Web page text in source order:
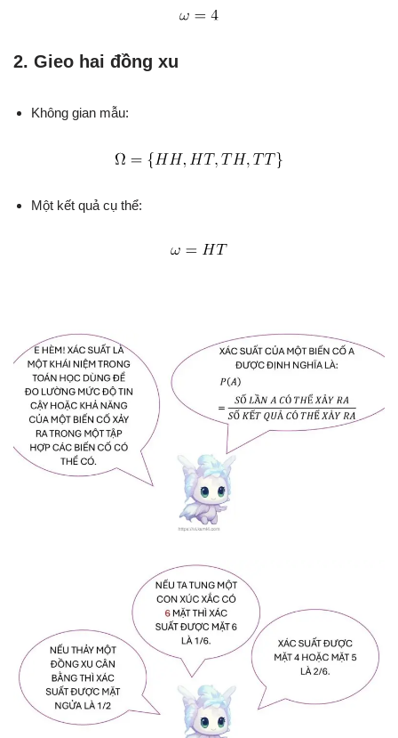
2. Gieo hai đồng xu
Không gian mẫu:
Một kết quả cụ thể: